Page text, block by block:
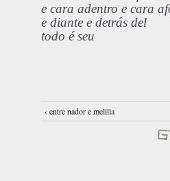
e cara adentro e cara
e diante e detrás del
todo é seu
‹ entre nador e melilla